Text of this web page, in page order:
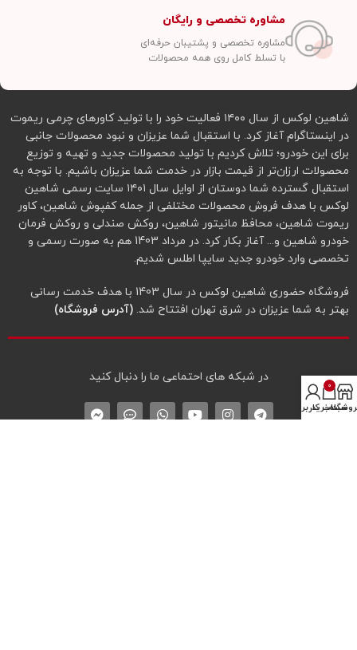
مشاوره تخصصی و رایگان
مشاوره تخصصی و پشتیبان حرفه‌ای
با تسلط کامل روی همه محصولات
شاهین لوکس از سال ۱۴۰۰ فعالیت خود را با تولید کاورهای چرمی ریموت
در اینستاگرام آغاز کرد. با استقبال شما عزیزان و نبود محصولات جانبی
برای این خودرو؛ تلاش کردیم با تولید محصولات جدید و تهیه و توزیع
محصولات ارزان‌تر از قیمت بازار در خدمت شما عزیزان باشیم. با توجه به
استقبال گسترده شما دوستان از اوایل سال ۱۴۰۱ سایت رسمی شاهین
لوکس با هدف فروش محصولات مختلفی از جمله کفپوش شاهین، کاور
ریموت شاهین، محافظ مانیتور شاهین، روکش صندلی و روکش فرمان
خودرو شاهین و... آغاز بکار کرد. در مرداد 1403 هم به صورت رسمی و
تخصصی وارد خودرو جدید سایپا اطلس شدیم.
فروشگاه حضوری شاهین لوکس در سال 1403 با هدف خدمت رسانی
بهتر به شما عزیزان در شرق تهران افتتاح شد. (آدرس فروشگاه)
در شبکه‌ های احتماعی ما را دنبال کنید
0
سبد خرید
حساب کاربری من